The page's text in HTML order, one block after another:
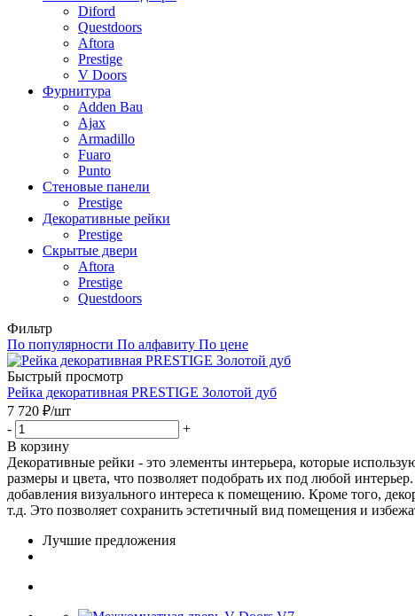
Diford
Questdoors
Aftora
Prestige
V Doors
Фурнитура
Adden Bau
Ajax
Armadillo
Fuaro
Punto
Стеновые панели
Prestige
Декоративные рейки
Prestige
Скрытые двери
Aftora
Prestige
Questdoors
Фильтр
По популярности По алфавиту По цене
Быстрый просмотр
Рейка декоративная PRESTIGE Золотой дуб
7 720 ₽/шт
-
+
В корзину
Декоративные рейки - это элементы интерьера, которые
размеры и цвета, что позволяет подобрать их под любой
добавления визуального интереса к помещению. Кроме того,
т.д. Это позволяет сохранить эстетичный вид помещения и
Лучшие предложения